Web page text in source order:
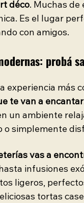
déco. Muchas de
Es el lugar
con amigos.
probá
experiencia más
te van a encantar
un ambiente
o simplemente
vas a
infusiones
ligeros,
tortas